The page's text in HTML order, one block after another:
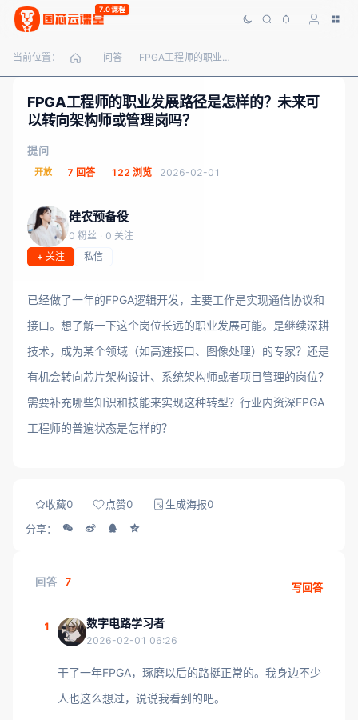
7.0课程
当前位置： - 问答 - FPGA工程师的职业发展路径是怎样的？未来可以转向架构师或管理岗吗？
FPGA工程师的职业发展路径是怎样的？未来可
以转向架构师或管理岗吗？
提问
开放 7 回答 122 浏览 2026-02-01
硅农预备役
0 粉丝 · 0 关注
+ 关注
私信
已经做了一年的FPGA逻辑开发，主要工作是实现通信协议和
接口。想了解一下这个岗位长远的职业发展可能。是继续深耕
技术，成为某个领域（如高速接口、图像处理）的专家？还是
有机会转向芯片架构设计、系统架构师或者项目管理的岗位？
需要补充哪些知识和技能来实现这种转型？行业内资深FPGA
工程师的普遍状态是怎样的？
收藏0 点赞0 生成海报0
分享：
回答 7 写回答
1 数字电路学习者
2026-02-01 06:26
干了一年FPGA，琢磨以后的路挺正常的。我身边不少
人也这么想过，说说我看到的吧。